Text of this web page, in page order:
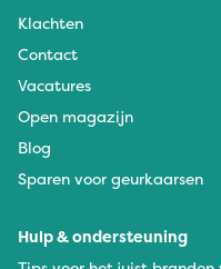
Klachten
Contact
Vacatures
Open magazijn
Blog
Sparen voor geurkaarsen
Hulp & ondersteuning